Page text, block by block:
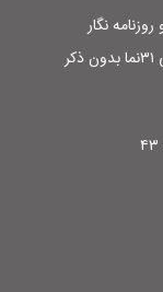
نگار
استفاده از هریک از مطالب و تصاویر اختصاصی ۳۱نما بدون ذکر